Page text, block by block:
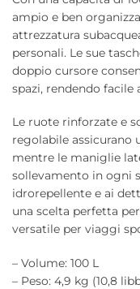
ampio e ben
attrezzatura
personali. Le sue
doppio cursore
spazi, rendendo facile
Le ruote rinforzate e
regolabile assicurano
mentre le maniglie
sollevamento in ogni
idrorepellente e ai
una scelta perfetta
versatile per viaggi
– Volume: 100 L
– Peso: 4,9 kg (10,8